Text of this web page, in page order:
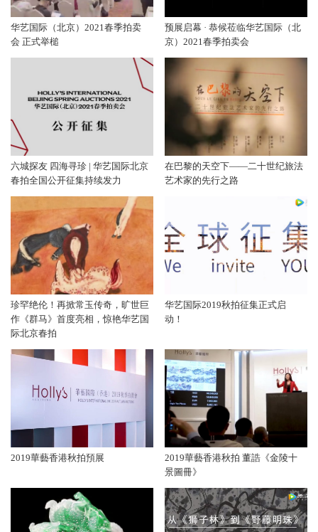
华艺国际（北京）2021春季拍卖
会 正式举槌
预展启幕 · 恭候莅临华艺国际（北
京）2021春季拍卖会
六城探友 四海寻珍 | 华艺国际北京
春拍全国公开征集持续发力
在巴黎的天空下——二十世纪旅法
艺术家的先行之路
珍罕绝伦！再掀常玉传奇，旷世巨
作《群马》首度亮相，惊艳华艺国
际北京春拍
华艺国际2019秋拍征集正式启
动！
2019華藝香港秋拍預展
2019華藝香港秋拍 董誥《金陵十
景圖冊》